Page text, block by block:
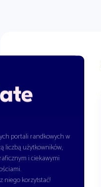
portali randkowych w
liczbą użytkowników,
i ciekawymi
niego korzytstać!